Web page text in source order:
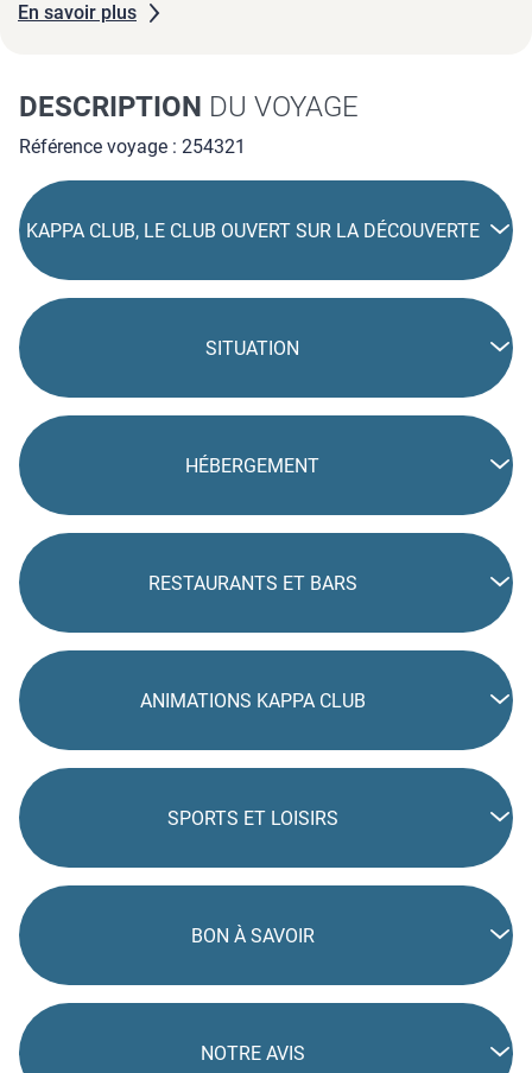
En savoir plus
DESCRIPTION DU VOYAGE
Référence voyage : 254321
KAPPA CLUB, LE CLUB OUVERT SUR LA DÉCOUVERTE
SITUATION
HÉBERGEMENT
RESTAURANTS ET BARS
ANIMATIONS KAPPA CLUB
SPORTS ET LOISIRS
BON À SAVOIR
NOTRE AVIS